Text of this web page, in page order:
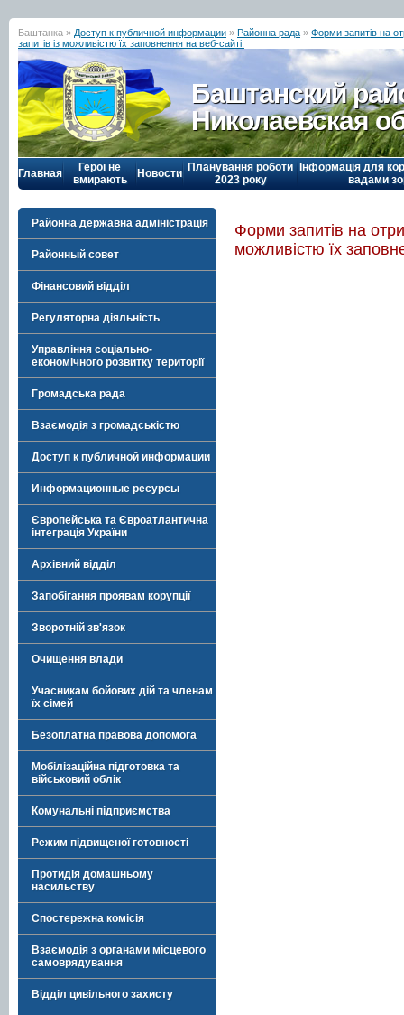
Баштанка » Доступ к публичной информации » Районна рада » Форми запитів на
запитів із можливістю їх заповнення на веб-сайті.
Баштанский
Николаевская
Главная
Герої не
вмирають
Новости Планування роботи
2023 року
Інформація для
вадами
Районна державна адміністрація
Районный совет
Фінансовий відділ
Регуляторна діяльність
Управління соціально-
економічного розвитку території
Громадська рада
Взаємодія з громадськістю
Доступ к публичной информации
Информационные ресурсы
Європейська та Євроатлантична
інтеграція України
Архівний відділ
Запобігання проявам корупції
Зворотній зв'язок
Очищення влади
Учасникам бойових дій та членам
їх сімей
Безоплатна правова допомога
Мобілізаційна підготовка та
військовий облік
Комунальні підприємства
Режим підвищеної готовності
Протидія домашньому
насильству
Спостережна комісія
Взаємодія з органами місцевого
самоврядування
Відділ цивільного захисту
Форми запитів на
можливістю їх